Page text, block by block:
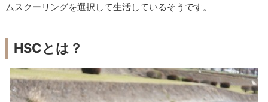
ムスクーリングを選択して生活しているそうです。
HSCとは？